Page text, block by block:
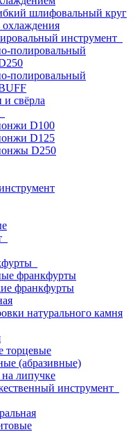
шлифовальный круг
охлаждения
инструмент
полировальный
полировальный
свёрла
D100
D125
D250
франкфурты
франкфурты
натурального камня
торцевые
(абразивные)
липучке
инструмент